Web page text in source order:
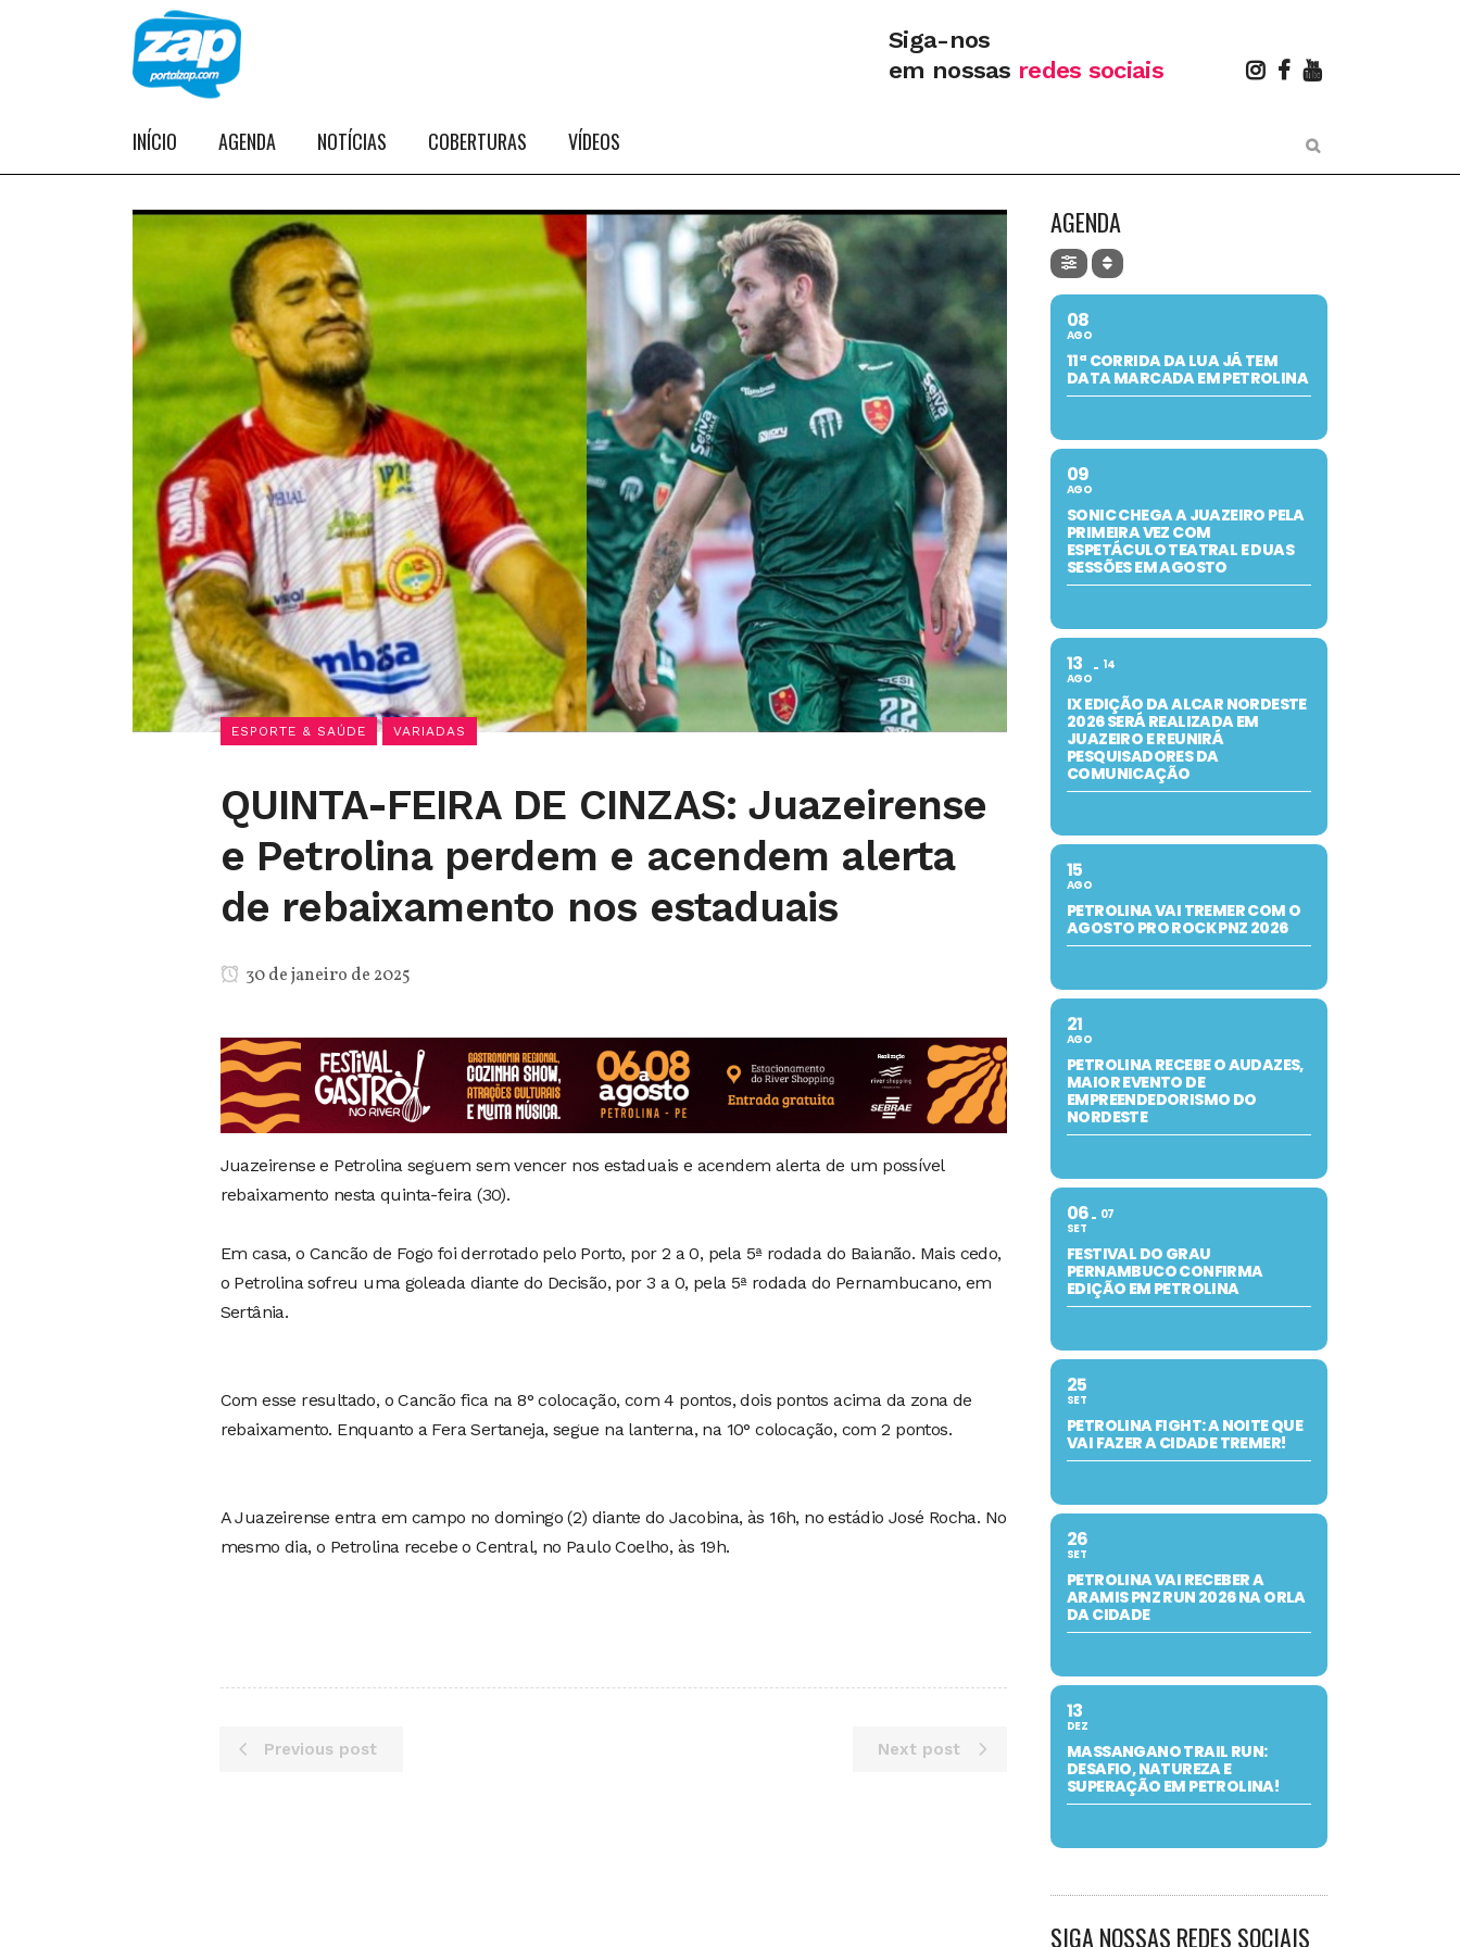
Siga-nos
em nossas redes sociais
INÍCIO AGENDA NOTÍCIAS COBERTURAS VÍDEOS
ESPORTE & SAÚDE VARIADAS
QUINTA-FEIRA DE CINZAS: Juazeirense
e Petrolina perdem e acendem alerta
de rebaixamento nos estaduais
30 de janeiro de 2025
Juazeirense e Petrolina seguem sem vencer nos estaduais e acendem alerta de um possível
rebaixamento nesta quinta-feira (30).
Em casa, o Cancão de Fogo foi derrotado pelo Porto, por 2 a 0, pela 5ª rodada do Baianão. Mais cedo,
o Petrolina sofreu uma goleada diante do Decisão, por 3 a 0, pela 5ª rodada do Pernambucano, em
Sertânia.
Com esse resultado, o Cancão fica na 8° colocação, com 4 pontos, dois pontos acima da zona de
rebaixamento. Enquanto a Fera Sertaneja, segue na lanterna, na 10° colocação, com 2 pontos.
A Juazeirense entra em campo no domingo (2) diante do Jacobina, às 16h, no estádio José Rocha. No
mesmo dia, o Petrolina recebe o Central, no Paulo Coelho, às 19h.
Previous post Next post
AGENDA
08
AGO
11ª CORRIDA DA LUA JÁ TEM
DATA MARCADA EM PETROLINA
09
AGO
SONIC CHEGA A JUAZEIRO PELA
PRIMEIRA VEZ COM
ESPETÁCULO TEATRAL E DUAS
SESSÕES EM AGOSTO
13
AGO
14
IX EDIÇÃO DA ALCAR NORDESTE
2026 SERÁ REALIZADA EM
JUAZEIRO E REUNIRÁ
PESQUISADORES DA
COMUNICAÇÃO
15
AGO
PETROLINA VAI TREMER COM O
AGOSTO PRO ROCK PNZ 2026
21
AGO
PETROLINA RECEBE O AUDAZES,
MAIOR EVENTO DE
EMPREENDEDORISMO DO
NORDESTE
06
SET
07
FESTIVAL DO GRAU
PERNAMBUCO CONFIRMA
EDIÇÃO EM PETROLINA
25
SET
PETROLINA FIGHT: A NOITE QUE
VAI FAZER A CIDADE TREMER!
26
SET
PETROLINA VAI RECEBER A
ARAMIS PNZ RUN 2026 NA ORLA
DA CIDADE
13
DEZ
MASSANGANO TRAIL RUN:
DESAFIO, NATUREZA E
SUPERAÇÃO EM PETROLINA!
SIGA NOSSAS REDES SOCIAIS